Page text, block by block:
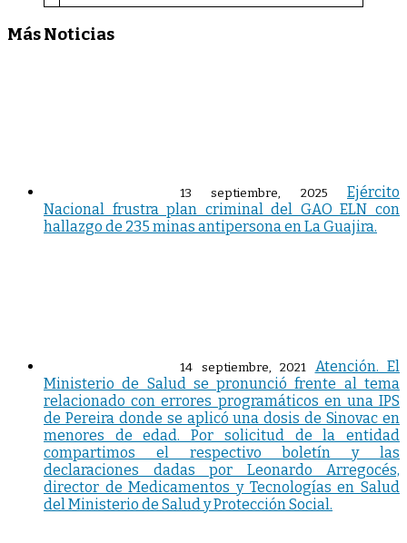
Más Noticias
13 septiembre, 2025
Ejército
Nacional frustra plan criminal del GAO ELN con
hallazgo de 235 minas antipersona en La Guajira.
14 septiembre, 2021
Atención. El
Ministerio de Salud se pronunció frente al tema
relacionado con errores programáticos en una IPS
de Pereira donde se aplicó una dosis de Sinovac en
menores de edad. Por solicitud de la entidad
compartimos el respectivo boletín y las
declaraciones dadas por Leonardo Arregocés,
director de Medicamentos y Tecnologías en Salud
del Ministerio de Salud y Protección Social.